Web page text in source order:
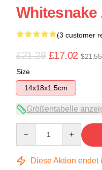
Whitesnake
(3 customer
£21.28 £17.02 $21.55
Size
14x18x1.5cm
Größentabelle
Diese Aktion endet